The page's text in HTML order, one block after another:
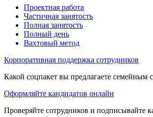
Проектная работа
Частичная занятость
Полная занятость
Полный день
Вахтовый метод
Корпоративная поддержка сотрудников
Какой соцпакет вы предлагаете семейным
Оформляйте кандидатов онлайн
Проверяйте сотрудников и подписывайте